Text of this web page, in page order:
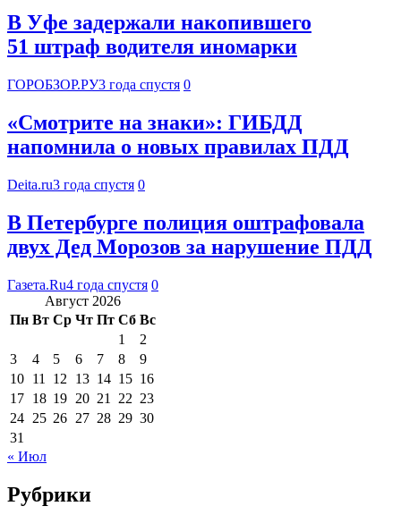
В Уфе задержали накопившего
51 штраф водителя иномарки
ГОРОБЗОР.РУ3 года спустя 0
«Смотрите на знаки»: ГИБДД
напомнила о новых правилах ПДД
Deita.ru3 года спустя 0
В Петербурге полиция оштрафовала
двух Дед Морозов за нарушение ПДД
Газета.Ru4 года спустя 0
Август 2026
Пн Вт Ср Чт Пт Сб Вс
1
2
3
4 5 6 7 8
9
10 11 12 13 14 15 16
17 18 19 20 21 22 23
24 25 26 27 28 29 30
31
« Июл
Рубрики